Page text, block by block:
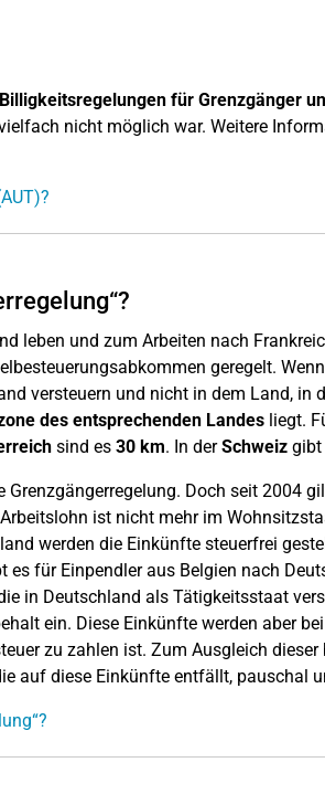
für Grenzgänger
nicht möglich war. Weitere
leben und zum Arbeiten nach
geregelt.
versteuern und nicht in dem Land, in
des entsprechenden Landesliegt.
sind es 30 km. In derSchweizgibt
Doch seit 2004
ist nicht mehr im
werden die Einkünfte steuerfrei
für Einpendler aus Belgien nach
in Deutschland als Tätigkeitsstaat
ein. Diese Einkünfte werden aber
zu zahlen ist. Zum Ausgleich dieser
auf diese Einkünfte entfällt, pauschal